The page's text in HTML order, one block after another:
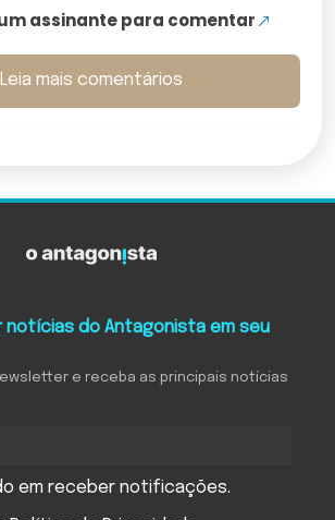
assinante para comentar
Leia mais comentários
notícias do Antagonista em seu
e receba as principais notícias
em receber notificações.